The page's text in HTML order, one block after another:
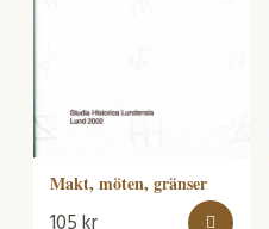
Makt, möten, gränser